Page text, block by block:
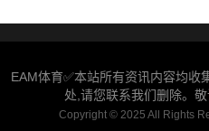
EAM体育✅本站所有资讯内容均收
处,请您联系我们删除。
Copyright © 2025 All Rights